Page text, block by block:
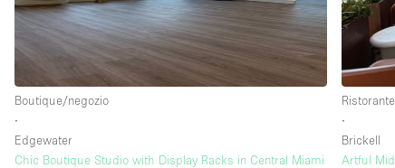
Boutique/negozio
∙
Edgewater
Chic Boutique Studio with Display Racks in Central Miami
∙
Brickell
Artful